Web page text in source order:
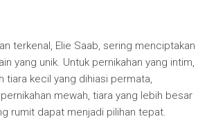
terkenal, Elie Saab, sering menciptakan
yang unik. Untuk pernikahan yang intim,
tiara kecil yang dihiasi permata,
mewah, tiara yang lebih besar
rumit dapat menjadi pilihan tepat.